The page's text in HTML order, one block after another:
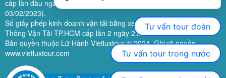
cấp lần đầu ngày 26/09/2019 (sửa đổi, bổ sung lần 3 ngày
03/02/2023).
Số giấy phép kinh doanh vận tải bằng xe ô tô:11924do Sở Giao
Thông Vận Tải TP.HCM cấp lần 2 ngày 21/02/2023.
Bản quyền thuộc Lữ Hành Vietluxtour ® 2024. Ghi rõ nguồn
www.vietluxtour.com
Tư vấn tour đoàn
Tư vấn tour trong nước